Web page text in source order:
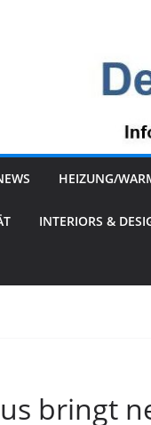
HEIZUNG/
INTERIORS &
bringt